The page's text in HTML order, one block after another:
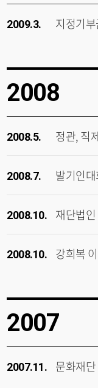
2009.3. 지정기
2008
2008.5. 정관, 직
2008.7. 발기인
2008.10. 재단법
2008.10. 강희복
2007
2007.11. 문화재